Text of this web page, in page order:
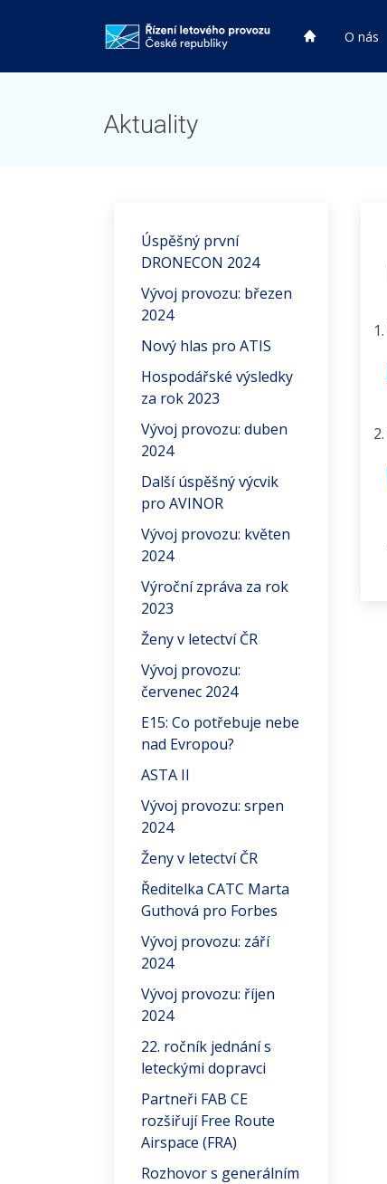
HP O nás
Aktuality
Úspěšný první
DRONECON 2024
Vývoj provozu: březen
2024
Nový hlas pro ATIS
Hospodářské výsledky
za rok 2023
Vývoj provozu: duben
2024
Další úspěšný výcvik
pro AVINOR
Vývoj provozu: květen
2024
Výroční zpráva za rok
2023
Ženy v letectví ČR
Vývoj provozu:
červenec 2024
E15: Co potřebuje nebe
nad Evropou?
ASTA II
Vývoj provozu: srpen
2024
Ženy v letectví ČR
Ředitelka CATC Marta
Guthová pro Forbes
Vývoj provozu: září
2024
Vývoj provozu: říjen
2024
22. ročník jednání s
leteckými dopravci
Partneři FAB CE
rozšiřují Free Route
Airspace (FRA)
Rozhovor s generálním